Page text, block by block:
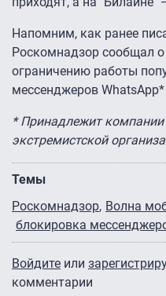
Напомним, как ранее
Роскомнадзор сообщал
ограничению работы
мессенджеров WhatsApp*
* Принадлежит компании
экстремистской
Темы
Роскомнадзор Волна
блокировка
Войдите или
комментарии